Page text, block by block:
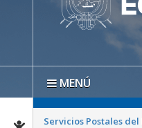
MENÚ
Servicios Postales del